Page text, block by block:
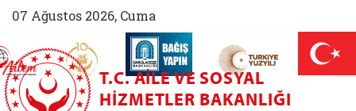
07 Ağustos 2026, Cuma
(yeni sekmede açılır)
AİLEM İletişim Merkezi (yeni sekmede açılır)
Aile ve Nüfus On Yılı (yeni sekmede açılır)
Darülaceze bağış sayfası (yeni
T.C. AILE VE SOSYAL
HIZMETLER BAKANLIĞI